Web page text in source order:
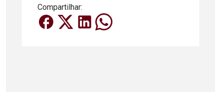
Compartilhar: